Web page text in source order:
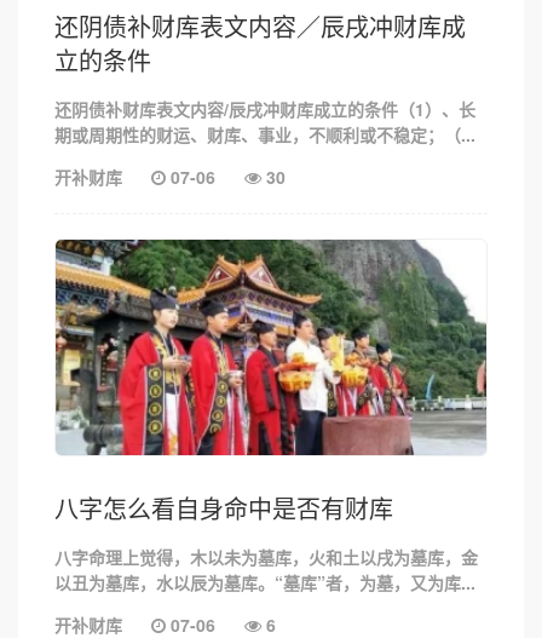
还阴债补财库表文内容／辰戌冲财库成
立的条件
还阴债补财库表文内容/辰戌冲财库成立的条件（1）、长
期或周期性的财运、财库、事业，不顺利或不稳定；（...
开补财库
07-06 30
八字怎么看自身命中是否有财库
八字命理上觉得，木以未为墓库，火和土以戌为墓库，金
以丑为墓库，水以辰为墓库。“墓库”者，为墓，又为库...
开补财库
07-06 6